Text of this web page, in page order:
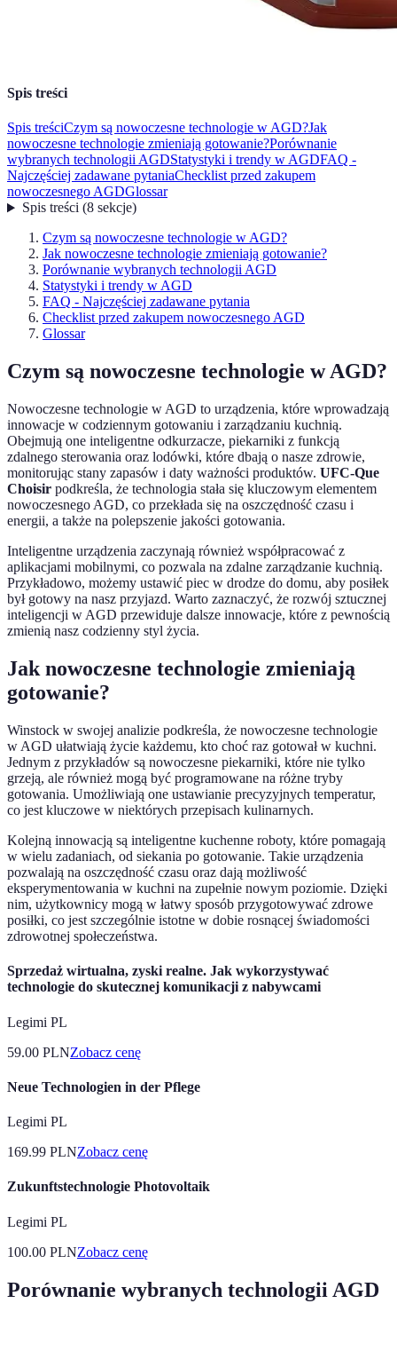
Spis treści
Spis treściCzym są nowoczesne technologie w AGD?Jak
nowoczesne technologie zmieniają gotowanie?Porównanie
wybranych technologii AGDStatystyki i trendy w AGDFAQ -
Najczęściej zadawane pytaniaChecklist przed zakupem
nowoczesnego AGDGlossar
Spis treści(8 sekcje)
Czym są nowoczesne technologie w AGD?
Jak nowoczesne technologie zmieniają gotowanie?
Porównanie wybranych technologii AGD
Statystyki i trendy w AGD
FAQ - Najczęściej zadawane pytania
Checklist przed zakupem nowoczesnego AGD
Glossar
Czym są nowoczesne technologie w AGD?
Nowoczesne technologie w AGD to urządzenia, które wprowadzają
innowacje w codziennym gotowaniu i zarządzaniu kuchnią.
Obejmują one inteligentne odkurzacze, piekarniki z funkcją
zdalnego sterowania oraz lodówki, które dbają o nasze zdrowie,
monitorując stany zapasów i daty ważności produktów. UFC-Que
Choisir podkreśla, że technologia stała się kluczowym elementem
nowoczesnego AGD, co przekłada się na oszczędność czasu i
energii, a także na polepszenie jakości gotowania.
Inteligentne urządzenia zaczynają również współpracować z
aplikacjami mobilnymi, co pozwala na zdalne zarządzanie kuchnią.
Przykładowo, możemy ustawić piec w drodze do domu, aby posiłek
był gotowy na nasz przyjazd. Warto zaznaczyć, że rozwój sztucznej
inteligencji w AGD przewiduje dalsze innowacje, które z pewnością
zmienią nasz codzienny styl życia.
Jak nowoczesne technologie zmieniają
gotowanie?
Winstock w swojej analizie podkreśla, że nowoczesne technologie
w AGD ułatwiają życie każdemu, kto choć raz gotował w kuchni.
Jednym z przykładów są nowoczesne piekarniki, które nie tylko
grzeją, ale również mogą być programowane na różne tryby
gotowania. Umożliwiają one ustawianie precyzyjnych temperatur,
co jest kluczowe w niektórych przepisach kulinarnych.
Kolejną innowacją są inteligentne kuchenne roboty, które pomagają
w wielu zadaniach, od siekania po gotowanie. Takie urządzenia
pozwalają na oszczędność czasu oraz dają możliwość
eksperymentowania w kuchni na zupełnie nowym poziomie. Dzięki
nim, użytkownicy mogą w łatwy sposób przygotowywać zdrowe
posiłki, co jest szczególnie istotne w dobie rosnącej świadomości
zdrowotnej społeczeństwa.
Sprzedaż wirtualna, zyski realne. Jak wykorzystywać
technologie do skutecznej komunikacji z nabywcami
Legimi PL
59.00 PLNZobacz cenę
Neue Technologien in der Pflege
Legimi PL
169.99 PLNZobacz cenę
Zukunftstechnologie Photovoltaik
Legimi PL
100.00 PLNZobacz cenę
Porównanie wybranych technologii AGD